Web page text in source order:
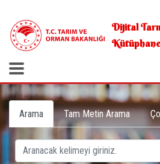
Dijital
Arama Tam Metin Arama